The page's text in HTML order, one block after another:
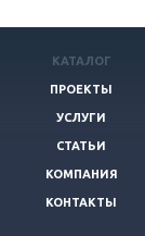
КАТАЛОГ
ПРОЕКТЫ
УСЛУГИ
СТАТЬИ
КОМПАНИЯ
КОНТАКТЫ